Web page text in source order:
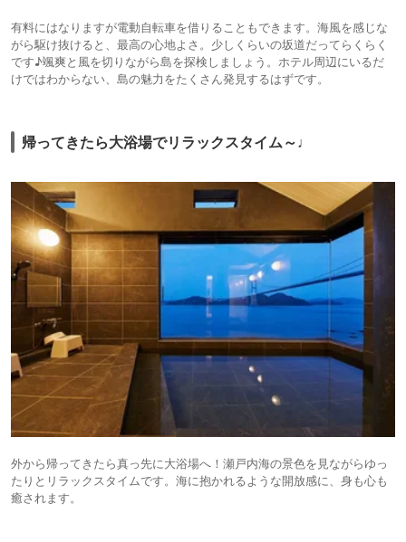
有料にはなりますが電動自転車を借りることもできます。海風を感じな
がら駆け抜けると、最高の心地よさ。少しくらいの坂道だってらくらく
です♪颯爽と風を切りながら島を探検しましょう。ホテル周辺にいるだ
けではわからない、島の魅力をたくさん発見するはずです。
帰ってきたら大浴場でリラックスタイム～♩
外から帰ってきたら真っ先に大浴場へ！瀬戸内海の景色を見ながらゆっ
たりとリラックスタイムです。海に抱かれるような開放感に、身も心も
癒されます。